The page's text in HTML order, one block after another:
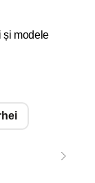
și modele